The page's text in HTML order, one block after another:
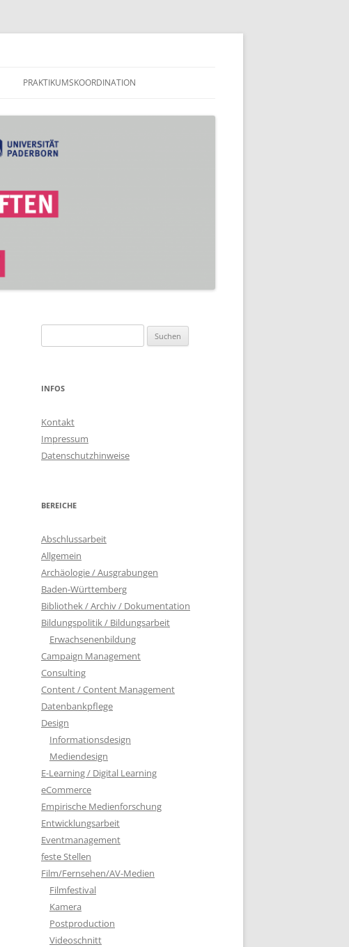
PRAKTIKUMSKOORDINATION
nach:
INFOS
Kontakt
Impressum
Datenschutzhinweise
BEREICHE
Abschlussarbeit
Allgemein
Archäologie / Ausgrabungen
Baden-Württemberg
Bibliothek / Archiv / Dokumentation
Bildungspolitik / Bildungsarbeit
Erwachsenenbildung
Campaign Management
Consulting
Content / Content Management
Datenbankpflege
Design
Informationsdesign
Mediendesign
E-Learning / Digital Learning
eCommerce
Empirische Medienforschung
Entwicklungsarbeit
Eventmanagement
feste Stellen
Film/Fernsehen/AV-Medien
Filmfestival
Kamera
Postproduction
Videoschnitt